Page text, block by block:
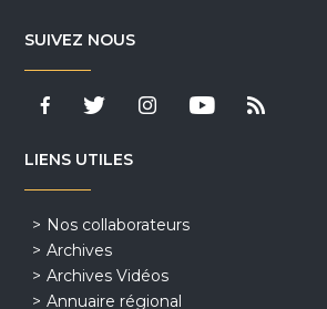
SUIVEZ NOUS
LIENS UTILES
Nos collaborateurs
Archives
Archives Vidéos
Annuaire régional